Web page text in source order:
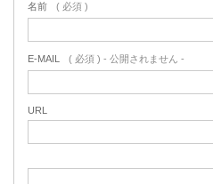
名前 ( 必須 )
E-MAIL ( 必須 ) - 公開されません -
URL